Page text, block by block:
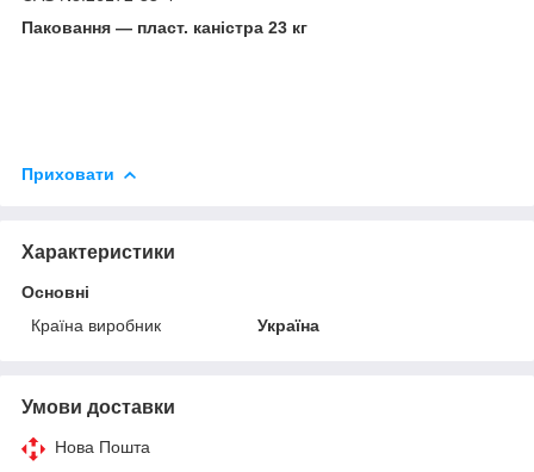
Паковання — пласт. каністра 23 кг
Приховати
Характеристики
Основні
Країна виробник
Україна
Умови доставки
Нова Пошта